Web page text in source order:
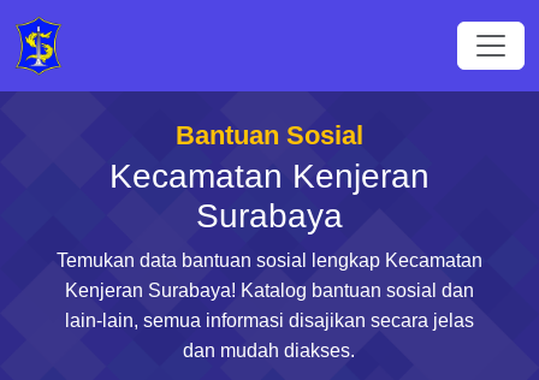
Bantuan Sosial
Kecamatan Kenjeran
Surabaya
Temukan data bantuan sosial lengkap Kecamatan
Kenjeran Surabaya! Katalog bantuan sosial dan
lain-lain, semua informasi disajikan secara jelas
dan mudah diakses.